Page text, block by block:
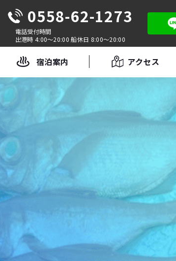
0558-62-1273
出港時 4:00～20:00 船休日 8:00～20:00
宿泊案内 アクセス